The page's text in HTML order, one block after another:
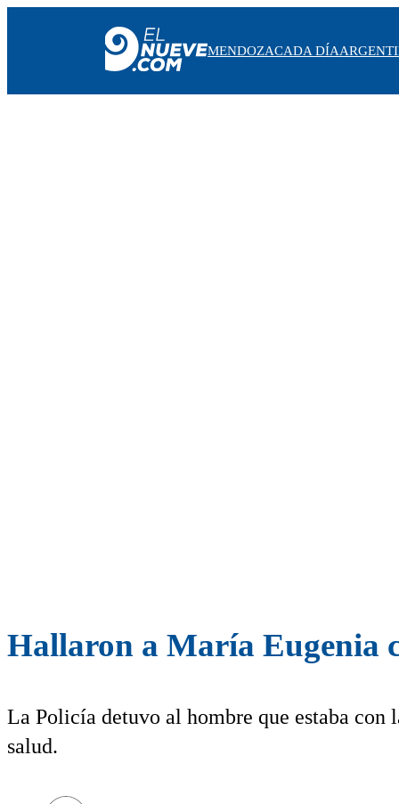
MENDOZACADA DÍA
Hallaron a María Eugenia
La Policía detuvo al hombre que estaba con
salud.